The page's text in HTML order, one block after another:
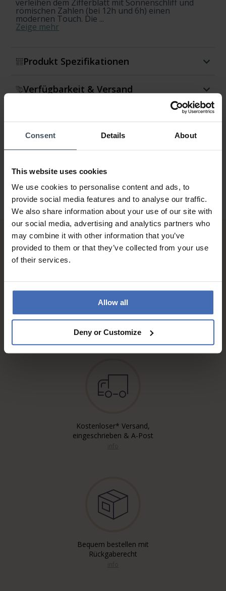
Consent Details About
This website uses cookies
We use cookies to personalise content and ads, to
provide social media features and to analyse our traffic.
We also share information about your use of our site with
our social media, advertising and analytics partners who
may combine it with other information that you’ve
provided to them or that they’ve collected from your use
of their services.
Allow all
Deny or Customize
verleihen dem Zifferblatt mit Sonnenschliff und
römischen Zahlen (bei 12h und 6h) einen
modernen Touch. Die ...
Zeige mehr
Produkt Spezifikationen
Verfügbarkeit & Versand
Rechnung & Ratenzahlung bis
5'000.-
info
Kostenloser* Versand,
eingeschrieben & A-Post
Bequem bestellen mit
Rückgaberecht